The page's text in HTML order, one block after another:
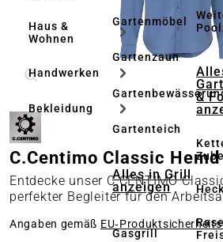
Haus &
Wohnen
Handwerken
Bekleidung
Gartenmöbel
Gartenzaun
Gartenteich
Alles in Grill
anzeigen
Gasgrill
&
C.Centimo Classic
Entdecke unser C.CENTIMO
perfekter Begleiter für den
Angaben gemäß